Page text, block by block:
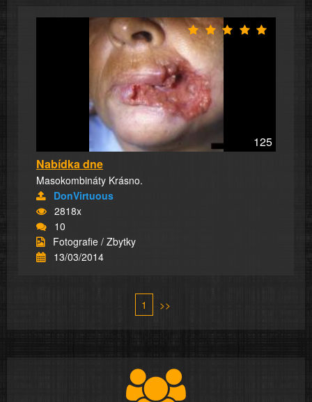
125
Nabídka dne
Masokombináty Krásno.
DonVirtuous
2818x
10
Fotografie / Zbytky
13/03/2014
1 >>